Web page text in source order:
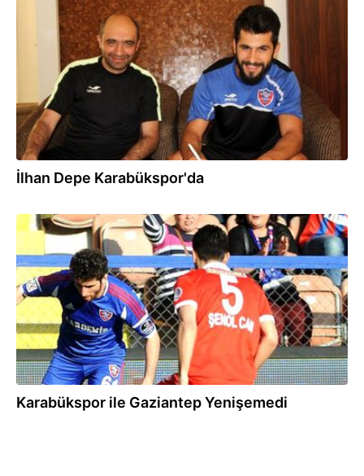
25.07.2015
İlhan Depe Karabükspor'da
08.03.2015
Karabükspor ile Gaziantep Yenişemedi